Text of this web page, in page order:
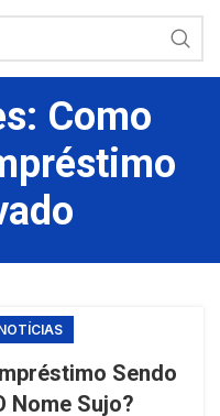
Como
Sendo
Nome Sujo?